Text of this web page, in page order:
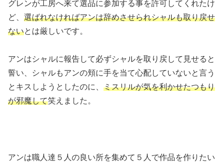
グレンが工房へ来て選品に参加する事を許可してくれたけ
ど、 選ばれなければアンは辞めさせられシャルも取り戻せ
ないとは厳しいです。
アンはシャルに報告して必ずシャルを取り戻して見せると
誓い、シャルもアンの頬に手を当て心配していないと言う
とキスしようとしたのに、 ミスリルが気を利かせたつもり
が邪魔して笑えました。
アンは職人達５人の良い所を集めて５人で作品を作りたい